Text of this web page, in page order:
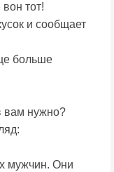
тот!
и сообщает
больше
вам нужно?
мужчин. Они